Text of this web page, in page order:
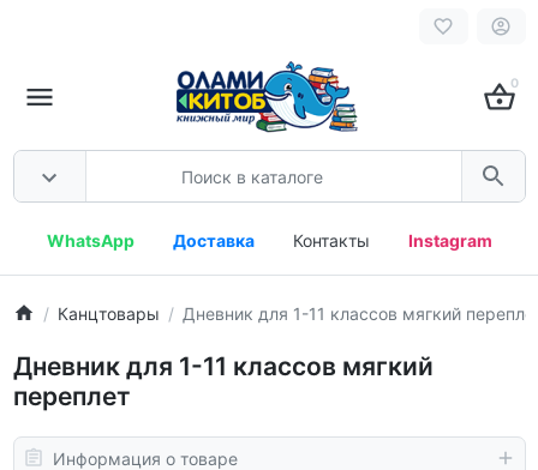
0
WhatsApp Доставка Контакты Instagram
Канцтовары Дневник для 1-11 классов мягкий
Дневник для 1-11 классов мягкий
переплет
Информация о товаре